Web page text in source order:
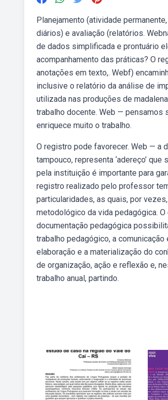
Planejamento (atividade
diários) e avaliação (relatórios.
de dados simplificada e prontuário
acompanhamento das práticas? O
anotações em texto,. Webf)
inclusive o relatório da análise de
utilizada nas produções de
trabalho docente. Web — pensamos
enriquece muito o trabalho.
O registro pode favorecer. Web — a
tampouco, representa ‘adereço’
pela instituição é importante para
registro realizado pelo professor
particularidades, as quais, por
metodológico da vida pedagógica.
documentação pedagógica
trabalho pedagógico, a
elaboração e a materialização do
de organização, ação e reflexão e,
trabalho anual, partindo.